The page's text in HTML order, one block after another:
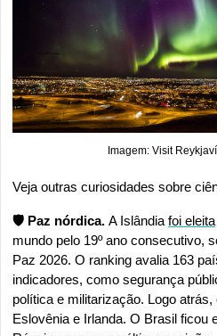
Imagem: Visit
Veja outras curiosidades sobre
🛡️ Paz nórdica. A Islândia foi eleita
mundo pelo 19º ano consecutivo,
Paz 2026. O ranking avalia 163
indicadores, como segurança
política e militarização. Logo
Eslovênia e Irlanda. O Brasil ficou